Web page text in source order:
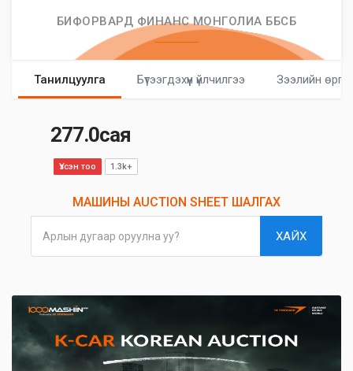
БИФОРВАРД ФИНАНС МОНГОЛИА ББСБ
Танилцуулга Бүтээгдэхүүн үйлчилгээ Зээлийн
277.0сая
Үзсэн тоо 1.3k+
МАШИНЫ AUCTION SHEET ШАЛГАХ
Арлын дугаар оруулна уу? ХАЙХ